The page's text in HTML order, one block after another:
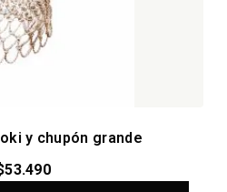
y chupón grande
53.490